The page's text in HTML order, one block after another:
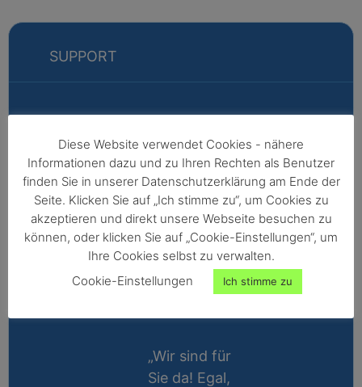
SUPPORT
Markus
Fabian
Vertriebsleitung
Außendienst -
Nordeuropa,
Afrika,
Nordamerika,
„Wir sind für
Sie da! Egal,
Diese Website verwendet Cookies - nähere
Informationen dazu und zu Ihren Rechten als Benutzer
finden Sie in unserer Datenschutzerklärung am Ende der
Seite. Klicken Sie auf „Ich stimme zu“, um Cookies zu
akzeptieren und direkt unsere Webseite besuchen zu
können, oder klicken Sie auf „Cookie-Einstellungen“, um
Ihre Cookies selbst zu verwalten.
Cookie-Einstellungen
Ich stimme zu